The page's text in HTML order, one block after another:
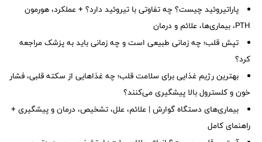
پاراتیروئید چیست؟ چه تفاوتی با تیروئید دارد؟ + عملکرد، هورمون
PTH، بیماری‌ها، علائم و درمان
تپش قلب؛ چه زمانی طبیعی است و چه زمانی باید به پزشک مراجعه
کرد؟
بهترین رژیم غذایی برای سلامت قلب؛ چه غذاهایی از سکته قلبی، فشار
خون و کلسترول بالا پیشگیری می‌کنند؟
بیماری‌های دستگاه گوارش | علائم، علل، تشخیص، درمان و پیشگیری +
راهنمای کامل